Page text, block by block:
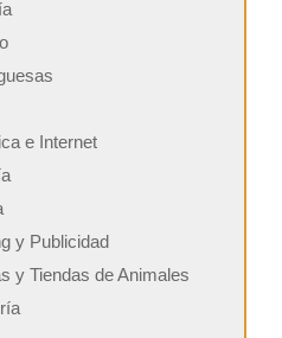
e Internet
y Publicidad
y Tiendas de Animales